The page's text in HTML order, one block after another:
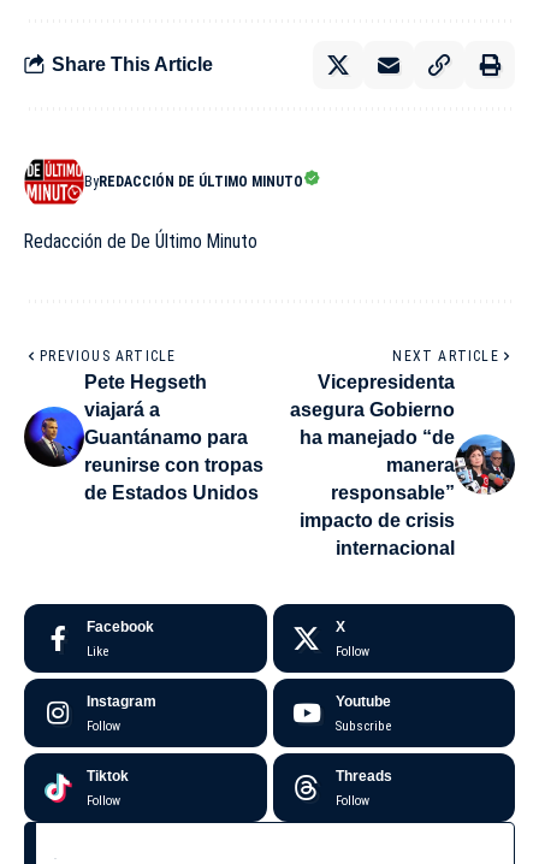
Share This Article
ByREDACCIÓN DE ÚLTIMO MINUTO
Redacción de De Último Minuto
PREVIOUS ARTICLE
Pete Hegseth
viajará a
Guantánamo para
reunirse con tropas
de Estados Unidos
NEXT ARTICLE
Vicepresidenta
asegura Gobierno
ha manejado “de
manera
responsable”
impacto de crisis
internacional
Facebook
Like
X
Follow
Instagram
Follow
Youtube
Subscribe
Tiktok
Follow
Threads
Follow